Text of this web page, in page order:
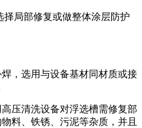
局部修复或做整体涂层防护
，选用与设备基材同材质或接
压清洗设备对浮选槽需修复部
料、铁锈、污泥等杂质，并且